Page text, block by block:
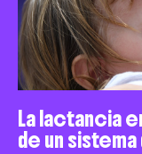
La lactancia
de un